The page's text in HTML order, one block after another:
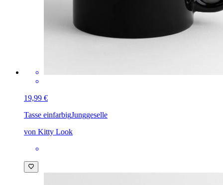
19,99 €
Tasse einfarbigJunggeselle
von Kitty Look